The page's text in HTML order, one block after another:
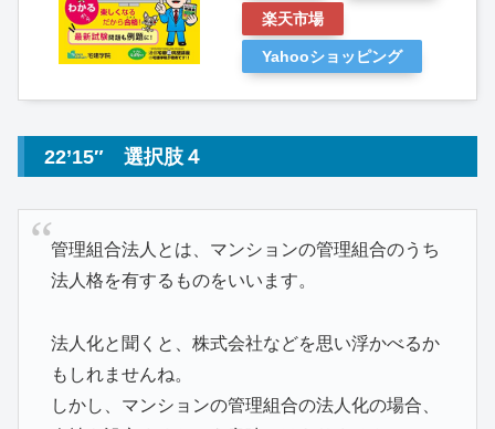
楽天市場
Yahooショッピング
22’15″ 選択肢４
管理組合法人とは、マンションの管理組合のうち
法人格を有するものをいいます。
法人化と聞くと、株式会社などを思い浮かべるか
もしれませんね。
しかし、マンションの管理組合の法人化の場合、